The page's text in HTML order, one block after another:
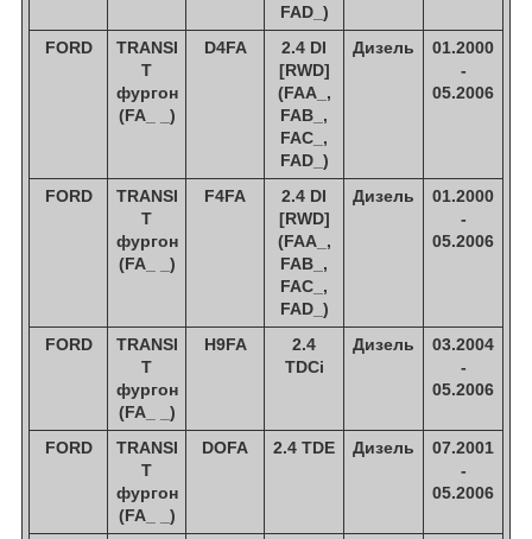
FAD_)
FORD
TRANSI
T
фургон
(FA_ _)
D4FA
2.4 DI
[RWD]
(FAA_,
FAB_,
FAC_,
FAD_)
Дизель
01.2000
-
05.2006
FORD
TRANSI
T
фургон
(FA_ _)
F4FA
2.4 DI
[RWD]
(FAA_,
FAB_,
FAC_,
FAD_)
Дизель
01.2000
-
05.2006
FORD
TRANSI
T
фургон
(FA_ _)
H9FA
2.4
TDCi
Дизель
03.2004
-
05.2006
FORD
TRANSI
T
фургон
(FA_ _)
DOFA 2.4 TDE Дизель
07.2001
-
05.2006